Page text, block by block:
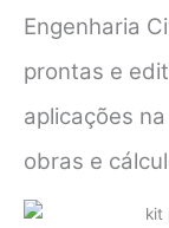
Engenharia
prontas e
aplicações
obras e